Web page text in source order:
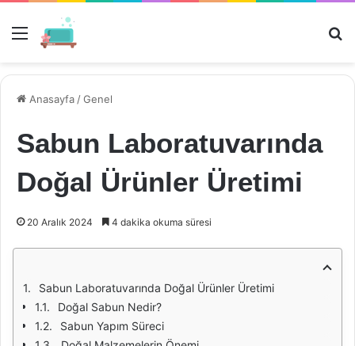
Menü
Anasayfa /Genel
Sabun Laboratuvarında
Doğal Ürünler Üretimi
20 Aralık 2024 4 dakika okuma süresi
Sabun Laboratuvarında Doğal Ürünler Üretimi
Doğal Sabun Nedir?
Sabun Yapım Süreci